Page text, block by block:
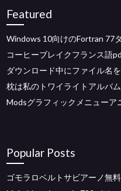
Featured
Windows 10向けのFortran 77
コーヒーブレイクフランス語
ダウンロード中にファイル名
枕は私のトワイライトアルバ
Modsグラフィックメニューア
Popular Posts
ゴモラロベルトサビアーノ無